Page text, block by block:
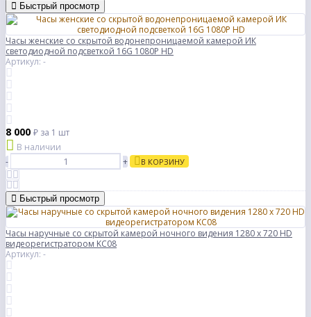
Быстрый просмотр
Часы женские со скрытой водонепроницаемой камерой ИК
светодиодной подсветкой 16G 1080P HD
Артикул: -
8 000 ₽ за 1 шт
В наличии
-
+ В КОРЗИНУ
Быстрый просмотр
Часы наручные со скрытой камерой ночного видения 1280 x 720 HD
видеорегистратором KC08
Артикул: -